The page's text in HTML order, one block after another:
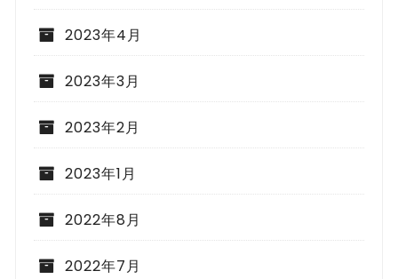
2023年4月
2023年3月
2023年2月
2023年1月
2022年8月
2022年7月